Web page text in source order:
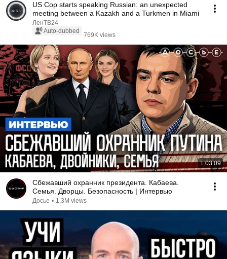
US Cop starts speaking Russian: an unexpected
meeting between a Kazakh and a Turkmen in Miami
ЛенТВ24
Auto-dubbed
769K views
1:03:09
Сбежавший охранник президента. Кабаева.
Семья. Дворцы. Безопасность | Интервью
Досье • 1.3M views